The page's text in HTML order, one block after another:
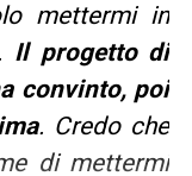
mettermi in
Il progetto di
convinto, poi
. Credo che
di mettermi